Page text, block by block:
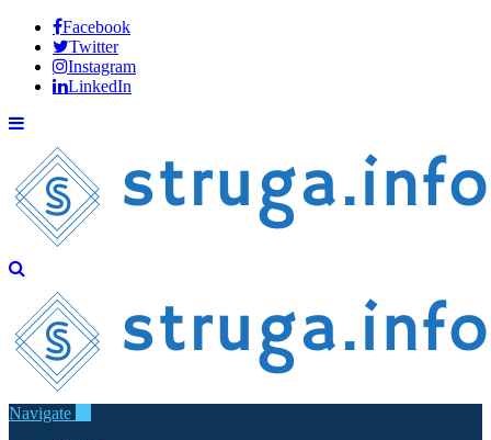
Facebook
Twitter
Instagram
LinkedIn
Navigate